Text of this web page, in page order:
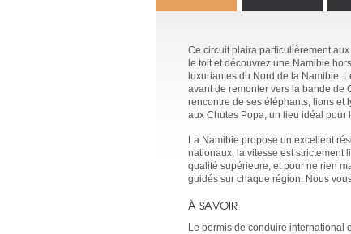
Ce circuit plaira particulièrement
le toit et découvrez une Namibie
luxuriantes du Nord de la Namibie.
avant de remonter vers la bande de
rencontre de ses éléphants, lions et
aux Chutes Popa, un lieu idéal pour
La Namibie propose un excellent
nationaux, la vitesse est strictement
qualité supérieure, et pour ne rien
guidés sur chaque région. Nous
À SAVOIR
Le permis de conduire international